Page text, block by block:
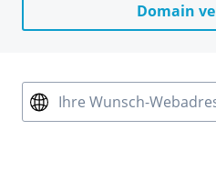
Domain
Ihre Wunsch-